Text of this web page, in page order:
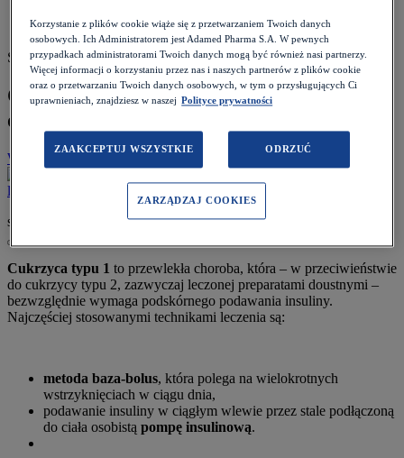
Szacowany czas czytania: 6 minut
Czym jest kwasica ketonowa? Przyczyny,
objawy, pierwsza pomoc
Wróć do listy
lek. Mirosław Niedbała
specjalista medycyny rodzinnej
Cukrzyca typu 1 to przewlekła choroba, która – w przeciwieństwie
do cukrzycy typu 2, zazwyczaj leczonej preparatami doustnymi –
bezwzględnie wymaga podskórnego podawania insuliny.
Najczęściej stosowanymi technikami leczenia są:
metoda baza-bolus, która polega na wielokrotnych
wstrzyknięciach w ciągu dnia,
podawanie insuliny w ciągłym wlewie przez stale podłączoną
do ciała osobistą pompę insulinową.
Korzystanie z plików cookie wiąże się z przetwarzaniem Twoich danych
osobowych. Ich Administratorem jest Adamed Pharma S.A. W pewnych
przypadkach administratorami Twoich danych mogą być również nasi partnerzy.
Więcej informacji o korzystaniu przez nas i naszych partnerów z plików cookie
oraz o przetwarzaniu Twoich danych osobowych, w tym o przysługujących Ci
uprawnieniach, znajdziesz w naszej Polityce prywatności
ZAAKCEPTUJ WSZYSTKIE ODRZUĆ
ZARZĄDZAJ COOKIES